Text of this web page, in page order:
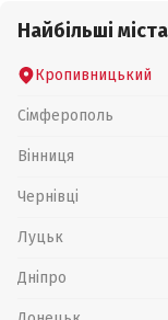
Найбільші
Кропивницький
Сімферополь
Вінниця
Чернівці
Луцьк
Дніпро